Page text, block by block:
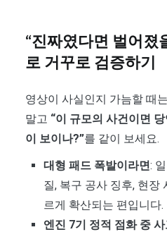
“진짜였다면 벌어졌
로 거꾸로 검증하기
영상이 사실인지 가늠할 때
말고 “이 규모의 사건이면
이 보이나?”를 같이 보세요.
대형 패드 폭발이라면:
질, 복구 공사 징후, 현
르게 확산되는 편입니다.
엔진 7기 정적 점화 중